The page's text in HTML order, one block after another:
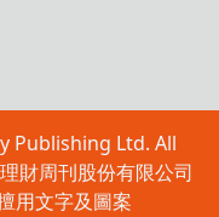
Publishing Ltd. All
財周刊股份有限公司
用文字及圖案